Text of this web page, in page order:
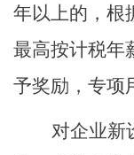
年以上的，根
最高按计税年
予奖励，专项
对企业新